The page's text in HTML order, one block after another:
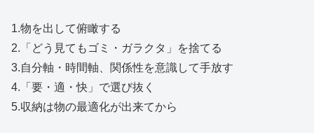
1.物を出して俯瞰する
2.「どう見てもゴミ・ガラクタ」を捨てる
3.自分軸・時間軸、関係性を意識して手放す
4.「要・適・快」で選び抜く
5.収納は物の最適化が出来てから